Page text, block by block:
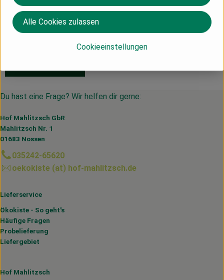
Deutschland
Augustin
Du hast eine Frage? Wir helfen dir gerne:
Hof Mahlitzsch GbR
Mahlitzsch Nr. 1
01683 Nossen
035242-65620
oekokiste (at) hof-mahlitzsch.de
Lieferservice
Ökokiste - So geht's
Häufige Fragen
Probelieferung
Liefergebiet
Hof Mahlitzsch
Cookieeinstellungen
Alle Cookies zulassen